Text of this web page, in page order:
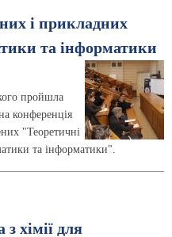
і прикладних
та інформатики
пройшла
конференція
"Теоретичні
та інформатики".
хімії для